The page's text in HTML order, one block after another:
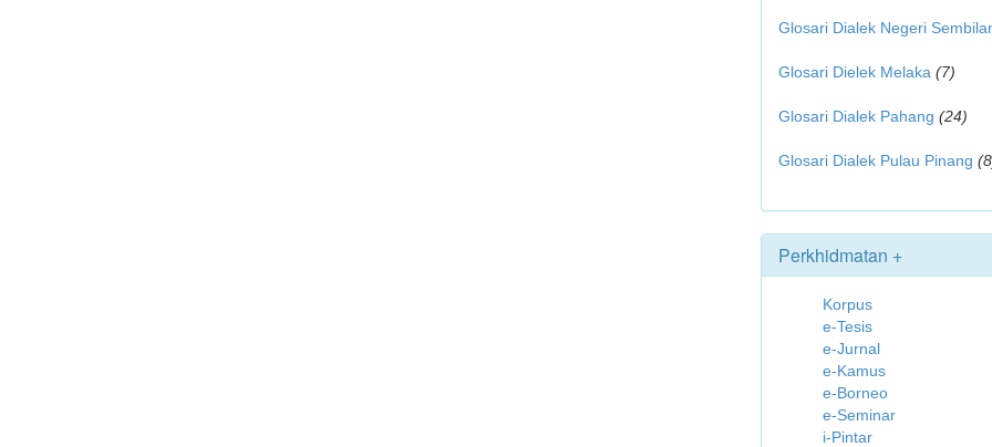
Glosari Dialek Negeri
Glosari Dielek Melaka (7)
Glosari Dialek Pahang (24)
Glosari Dialek Pulau Pinang
Perkhidmatan +
Korpus
e-Tesis
e-Jurnal
e-Kamus
e-Borneo
e-Seminar
i-Pintar